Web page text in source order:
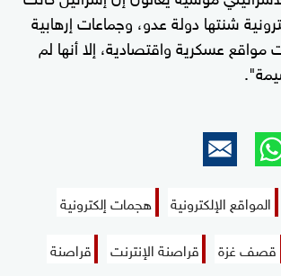
شنتها دولة عدو، وجماعات إرهابية
عسكرية واقتصادية، إلا أنها لم
المواقع الإلكترونية
هجمات إلكترونية
قصف غزة قراصنة الإنترنت قراصنة